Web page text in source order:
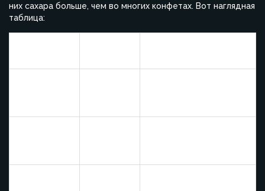
них сахара больше, чем во многих конфетах. Вот наглядная
таблица: